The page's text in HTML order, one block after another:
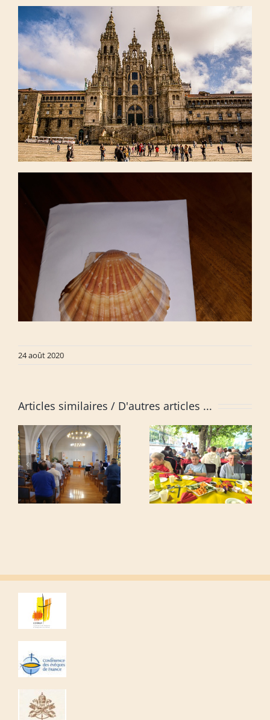
24 août 2020
Articles similaires